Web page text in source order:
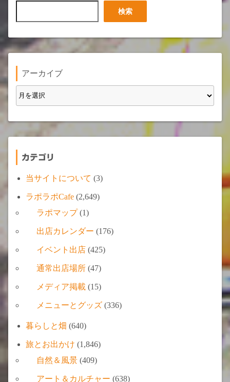
索
検索
アーカイブ
カテゴリ
当サイトについて (3)
ラポラポCafe (2,649)
ラポマップ(1)
出店カレンダー (176)
イベント出店 (425)
通常出店場所 (47)
メディア掲載 (15)
メニューとグッズ (336)
暮らしと畑 (640)
旅とお出かけ (1,846)
自然＆風景 (409)
アート＆カルチャー (638)